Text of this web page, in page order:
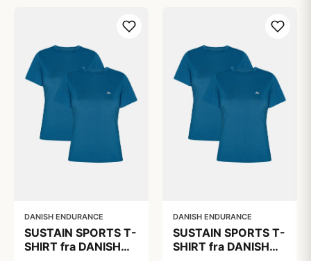
DANISH ENDURANCE
SUSTAIN SPORTS T-
SHIRT fra DANISH
DANISH ENDURANCE
SUSTAIN SPORTS T-
SHIRT fra DANISH